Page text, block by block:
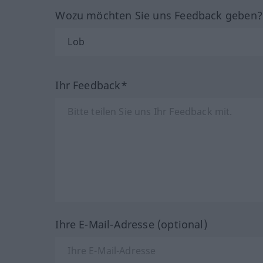
Wozu möchten Sie uns Feedback
Ihr Feedback*
Ihre E-Mail-Adresse (optional)